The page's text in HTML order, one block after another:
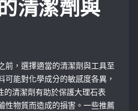
清潔劑與
前，選擇適當的清潔劑與工具至
可能對化學成分的敏感度各異，
的清潔劑有助於保護大理石表
性物質而造成的損害。一些推薦